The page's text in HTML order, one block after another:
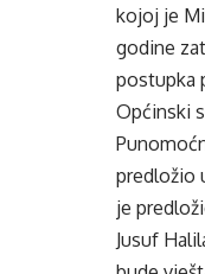
kojoj je
godine
postupka
Općinski
predložio
je
Jusuf